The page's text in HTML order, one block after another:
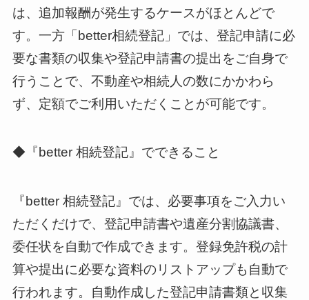
は、追加報酬が発生するケースがほとんどで
す。一方「better相続登記」では、登記申請に必
要な書類の収集や登記申請書の提出をご自身で
行うことで、不動産や相続人の数にかかわら
ず、定額でご利用いただくことが可能です。
◆『better 相続登記』でできること
『better 相続登記』では、必要事項をご入力い
ただくだけで、登記申請書や遺産分割協議書、
委任状を自動で作成できます。登録免許税の計
算や提出に必要な資料のリストアップも自動で
行われます。自動作成した登記申請書類と収集